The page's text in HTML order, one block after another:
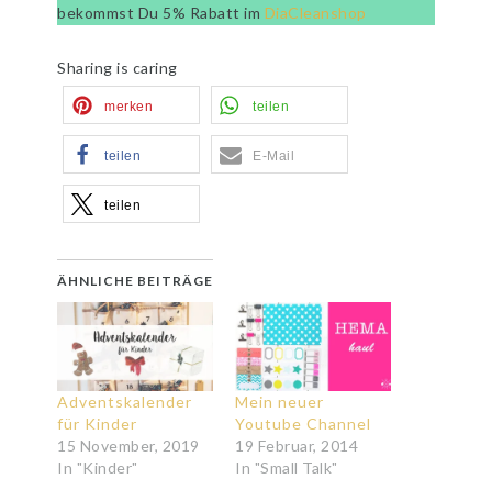
bekommst Du 5% Rabatt im DiaCleanshop
Sharing is caring
merken teilen
teilen E-Mail
teilen
ÄHNLICHE BEITRÄGE
Adventskalender
für Kinder
15 November, 2019
In "Kinder"
Mein neuer
Youtube Channel
19 Februar, 2014
In "Small Talk"